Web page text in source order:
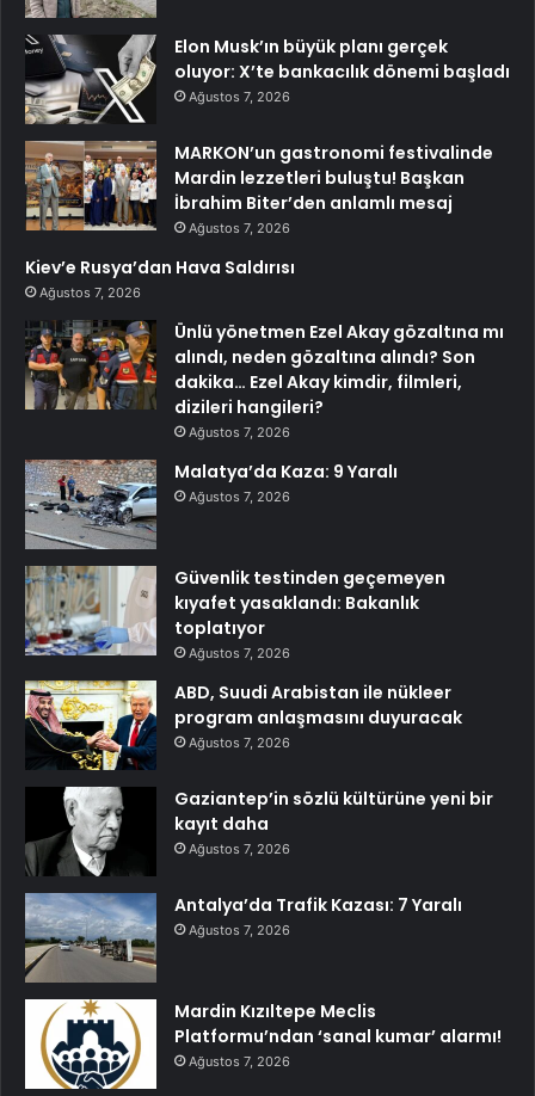
Elon Musk’ın büyük planı gerçek
oluyor: X’te bankacılık dönemi başladı
Ağustos 7, 2026
MARKON’un gastronomi festivalinde
Mardin lezzetleri buluştu! Başkan
İbrahim Biter’den anlamlı mesaj
Ağustos 7, 2026
Kiev’e Rusya’dan Hava Saldırısı
Ağustos 7, 2026
Ünlü yönetmen Ezel Akay gözaltına mı
alındı, neden gözaltına alındı? Son
dakika… Ezel Akay kimdir, filmleri,
dizileri hangileri?
Ağustos 7, 2026
Malatya’da Kaza: 9 Yaralı
Ağustos 7, 2026
Güvenlik testinden geçemeyen
kıyafet yasaklandı: Bakanlık
toplatıyor
Ağustos 7, 2026
ABD, Suudi Arabistan ile nükleer
program anlaşmasını duyuracak
Ağustos 7, 2026
Gaziantep’in sözlü kültürüne yeni bir
kayıt daha
Ağustos 7, 2026
Antalya’da Trafik Kazası: 7 Yaralı
Ağustos 7, 2026
Mardin Kızıltepe Meclis
Platformu’ndan ‘sanal kumar’ alarmı!
Ağustos 7, 2026